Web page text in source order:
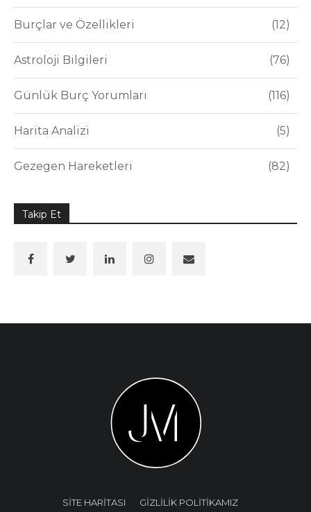
Burçlar ve Özellikleri 12
Astroloji Bilgileri 76
Günlük Burç Yorumları 116
Harita Analizi 5
Gezegen Hareketleri 82
Takip Et
SİTE HARİTASI
GİZLİLİK POLİTİKAMIZ